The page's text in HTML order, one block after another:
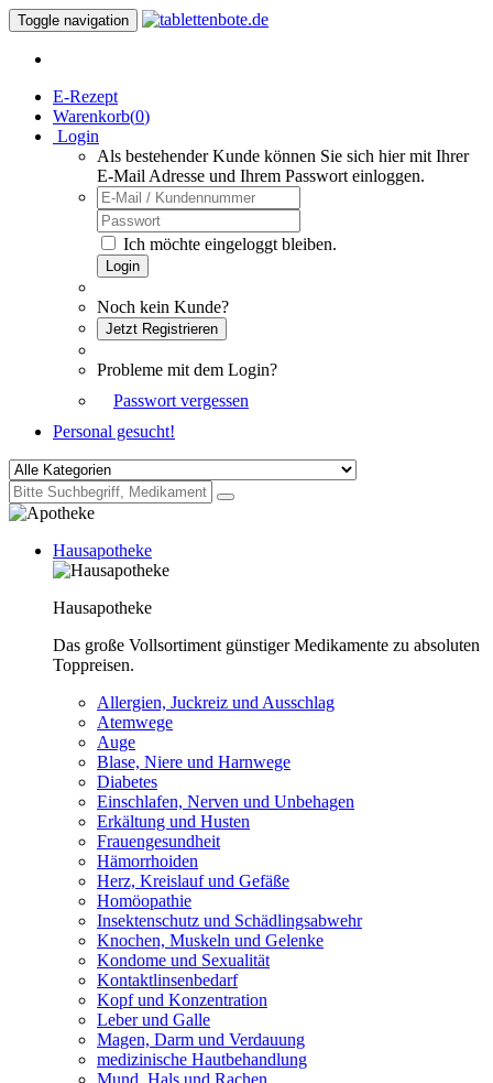
Toggle navigation
E-Rezept
Warenkorb(0)
Login
Als bestehender Kunde können Sie sich hier mit Ihrer
E-Mail Adresse und Ihrem Passwort einloggen.
Ich möchte eingeloggt bleiben.
Login
Noch kein Kunde?
Jetzt Registrieren
Probleme mit dem Login?
Passwort vergessen
Personal gesucht!
Hausapotheke
Hausapotheke
Das große Vollsortiment günstiger Medikamente zu absoluten
Toppreisen.
Allergien, Juckreiz und Ausschlag
Atemwege
Auge
Blase, Niere und Harnwege
Diabetes
Einschlafen, Nerven und Unbehagen
Erkältung und Husten
Frauengesundheit
Hämorrhoiden
Herz, Kreislauf und Gefäße
Homöopathie
Insektenschutz und Schädlingsabwehr
Knochen, Muskeln und Gelenke
Kondome und Sexualität
Kontaktlinsenbedarf
Kopf und Konzentration
Leber und Galle
Magen, Darm und Verdauung
medizinische Hautbehandlung
Mund, Hals und Rachen